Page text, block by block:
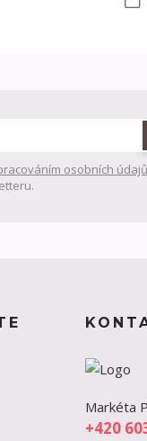
osobních údajů
Markéta
+420